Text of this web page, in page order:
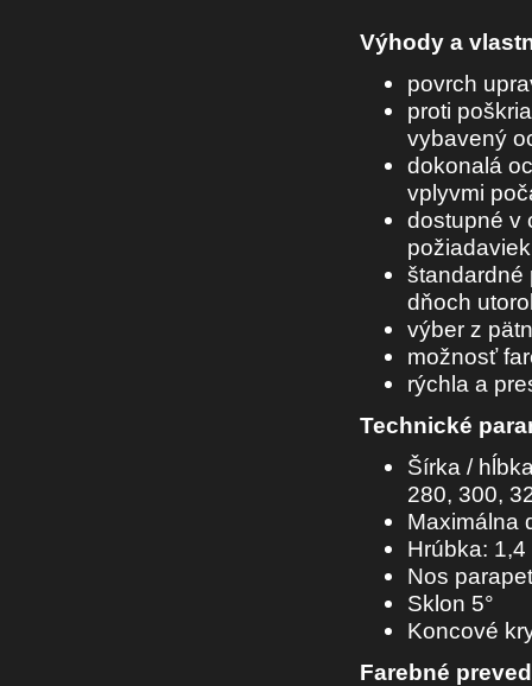
Výhody a
povrch
proti
vybavený
dokonalá
vplyvmi
dostupné v
štandardné
dňoch
výber z
možnosť
rýchla a
Technické
Šírka /
280, 300,
Maximálna
Hrúbka:
Nos
Sklon 5°
Koncové
Farebné